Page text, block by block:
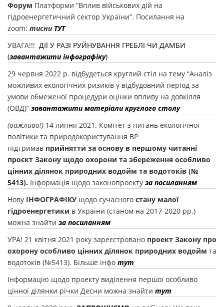
Форум Платформи “Вплив військових дій на
гідроенергетичний сектор України”. Посилання на
zoom: тисни ТУТ
УВАГА!!! ДІЇ У РАЗІ РУЙНУВАННЯ ГРЕБЛІ ЧИ ДАМБИ
(завантажити інфографіку)
29 червня 2022 р. відбудеться круглий стіл на тему “Аналіз
можливих екологічних ризиків у відбудовний період за
умови обмеженої процедури оцінки впливу на довкілля
(ОВД)” завантажити матеріали круглого столу
(важливо!) 14 липня 2021. Комітет з питань екологічної
політики та природокористування ВР
підтримав прийнятти за основу в першому читанні
проєкт Закону щодо охорони та збереження особливо
цінних ділянок природних водойм та водотоків (№
5413). Інформація щодо законопроекту за посиланням
Нову ІНФОГРАФІКУ щодо сучасного стану малої
гідроенергетики в України (станом на 2017-2020 рр.)
можна знайти за посиланням
УРА! 21 квітня 2021 року зареєстровано проект Закону про
охорону особливо цінних ділянок природних водойм та
водотоків (№5413). Більше інфо тут
Інформацію щодо проекту виділення першої особливо
цінної ділянки річки Десни можна знайти тут